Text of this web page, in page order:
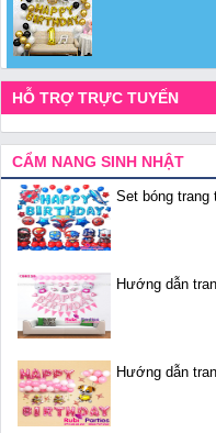
HỖ TRỢ TRỰC TUYẾN
CẨM NANG SINH NHẬT
Set bóng
Hướng dẫn
Hướng dẫn